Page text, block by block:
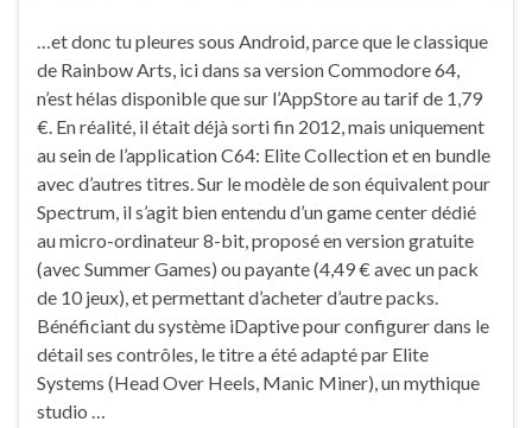
…et donc tu pleures sous Android, parce que le classique
de Rainbow Arts, ici dans sa version Commodore 64,
n’est hélas disponible que sur l’AppStore au tarif de 1,79
€. En réalité, il était déjà sorti fin 2012, mais uniquement
au sein de l’application C64: Elite Collection et en bundle
avec d’autres titres. Sur le modèle de son équivalent pour
Spectrum, il s’agit bien entendu d’un game center dédié
au micro-ordinateur 8-bit, proposé en version gratuite
(avec Summer Games) ou payante (4,49 € avec un pack
de 10 jeux), et permettant d’acheter d’autre packs.
Bénéficiant du système iDaptive pour configurer dans le
détail ses contrôles, le titre a été adapté par Elite
Systems (Head Over Heels, Manic Miner), un mythique
studio …